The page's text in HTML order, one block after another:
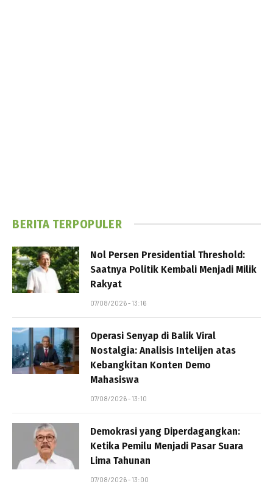
BERITA TERPOPULER
Nol Persen Presidential Threshold:
Saatnya Politik Kembali Menjadi Milik
Rakyat
07/08/2026 - 13:16
Operasi Senyap di Balik Viral
Nostalgia: Analisis Intelijen atas
Kebangkitan Konten Demo
Mahasiswa
07/08/2026 - 13:10
Demokrasi yang Diperdagangkan:
Ketika Pemilu Menjadi Pasar Suara
Lima Tahunan
07/08/2026 - 13:00